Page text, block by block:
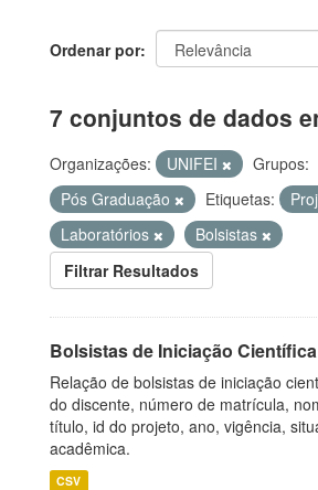
Ordenar por
7 conjuntos de dados
Organizações: UNIFEI
Grupos:
Pós Graduação
Etiquetas:
Laboratórios
Bolsistas
Filtrar Resultados
Bolsistas de Iniciação Científica
Relação de bolsistas de iniciação
do discente, número de matrícula,
título, id do projeto, ano, vigência,
acadêmica.
CSV